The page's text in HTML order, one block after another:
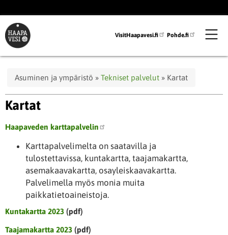
pääsisältöön
VisitHaapavesi.fi Pohde.fi
Murupolku
Asuminen ja ympäristö Tekniset palvelut Kartat
Kartat
Haapaveden karttapalvelin
Karttapalvelimelta on saatavilla ja
tulostettavissa, kuntakartta, taajamakartta,
asemakaavakartta, osayleiskaavakartta.
Palvelimella myös monia muita
paikkatietoaineistoja.
Kuntakartta 2023 (pdf)
Taajamakartta 2023 (pdf)